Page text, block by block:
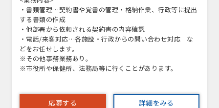
・書類管理…契約書や覚書の管理・格納作業、行政等に提出
する書類の作成
・他部署から依頼される契約書の内容確認
・電話/来客対応…各施設・行政からの問い合わせ対応 な
どをお任せします。
※その他事務業務あり。
※市役所や保健所、法務局等に行くことがあります。
応募する 詳細をみる